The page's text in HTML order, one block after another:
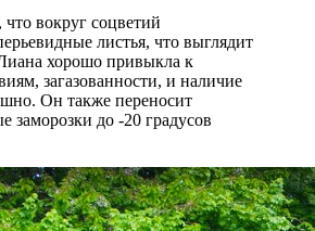
вокруг соцветий
листья, что выглядит
хорошо привыкла к
загазованности, и наличие
Он также переносит
заморозки до -20 градусов